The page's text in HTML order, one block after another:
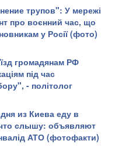
трупов": У мережі
про воєнний час, що
у Росії (фото)
громадянам РФ
під час
- політолог
из Киева еду в
слышу: объявляют
АТО (фотофакти)